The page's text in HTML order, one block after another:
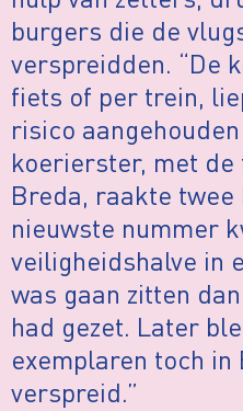
burgers die de
verspreidden. “De
fiets of per trein,
risico
koerierster, met
Breda, raakte
nieuwste nummer
veiligheidshalve in
was gaan zitten
had gezet. Later
exemplaren toch in
verspreid.”